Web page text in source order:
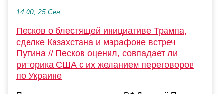
14:00, 25 Сен
Песков о блестящей инициативе Трампа,
сделке Казахстана и марафоне встреч
Путина // Песков оценил, совпадает ли
риторика США с их желанием переговоров
по Украине